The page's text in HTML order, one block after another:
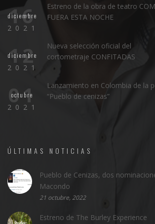
16
diciembre
2021
Estreno de la obra de teatro
FUERA ESTA NOCHE
12
diciembre
2021
Nueva selección oficial del
cortometraje CONFITADAS
01
octubre
2021
Lanzamiento en Colombia de la
“Pueblo de cenizas”
ÚLTIMAS NOTICIAS
Pueblo de Cenizas, dos
Macondo
21 octubre, 2022
Estreno de The Burley Experience